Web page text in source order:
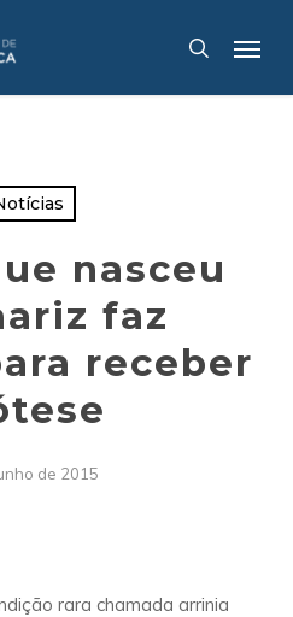
search
nasceu
faz
receber
de 2015
rara chamada arrinia